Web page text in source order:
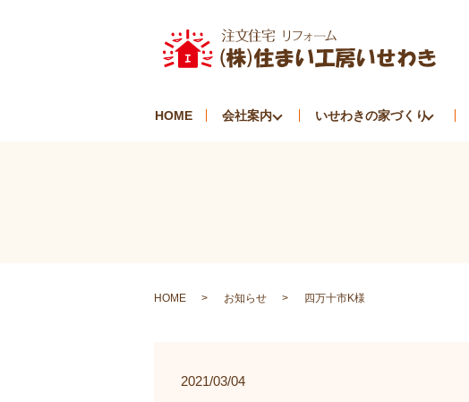
HOME 会社案内 いせわきの家づくり
HOME お知らせ 四万十市K様
2021/03/04